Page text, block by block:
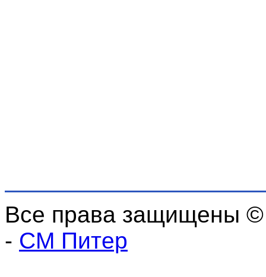
Все права защищены
- СМ Питер